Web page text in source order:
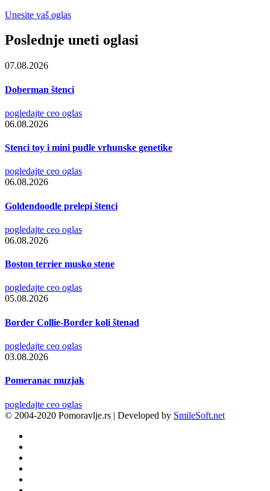
Unesite vaš oglas
Poslednje uneti oglasi
07.08.2026
Doberman štenci
pogledajte ceo oglas
06.08.2026
Stenci toy i mini pudle vrhunske genetike
pogledajte ceo oglas
06.08.2026
Goldendoodle prelepi štenci
pogledajte ceo oglas
06.08.2026
Boston terrier musko stene
pogledajte ceo oglas
05.08.2026
Border Collie-Border koli štenad
pogledajte ceo oglas
03.08.2026
Pomeranac muzjak
pogledajte ceo oglas
© 2004-2020 Pomoravlje.rs | Developed by SmileSoft.net